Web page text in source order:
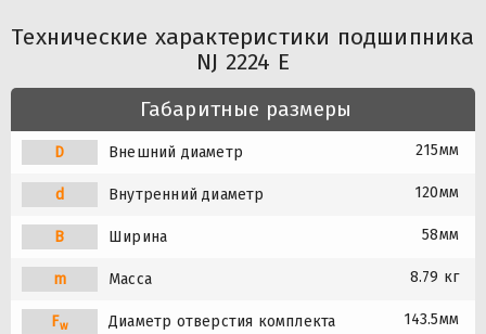
Технические характеристики подшипника
NJ 2224 E
Габаритные размеры
D Внешний диаметр 215мм
d Внутренний диаметр 120мм
B Ширина 58мм
m Масса 8.79 кг
Fw
Диаметр отверстия комплекта
143.5мм